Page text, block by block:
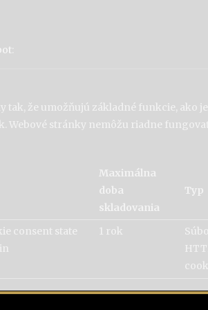
že umožňujú základné funkcie, ako je
Webové stránky nemôžu riadne
Maximálna
doba
skladovania
Typ
consent state
1 rok